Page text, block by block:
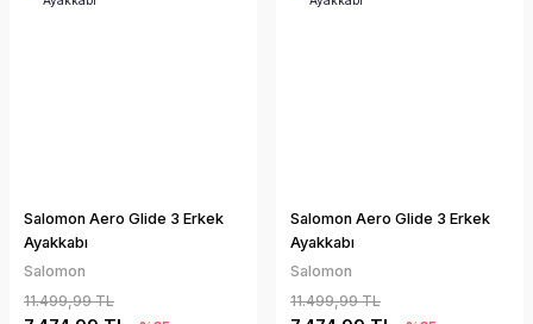
Salomon Aero Glide 3 Erkek
Ayakkabı
Salomon
11.499,99 TL
Salomon Aero Glide 3 Erkek
Ayakkabı
Salomon
11.499,99 TL